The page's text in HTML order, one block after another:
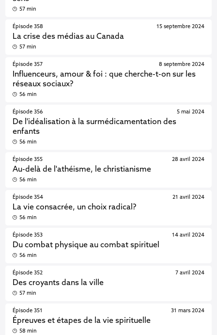
57 min
Épisode 358
La crise des médias au Canada
15 septembre 2024
57 min
Épisode 357
Influenceurs, amour & foi : que cherche-t-on sur les
réseaux sociaux?
8 septembre 2024
56 min
Épisode 356
De l'idéalisation à la surmédicamentation des
enfants
5 mai 2024
56 min
Épisode 355
Au-delà de l'athéisme, le christianisme
28 avril 2024
56 min
Épisode 354
La vie consacrée, un choix radical?
21 avril 2024
56 min
Épisode 353
Du combat physique au combat spirituel
14 avril 2024
56 min
Épisode 352
Des croyants dans la ville
7 avril 2024
57 min
Épisode 351
Épreuves et étapes de la vie spirituelle
31 mars 2024
58 min